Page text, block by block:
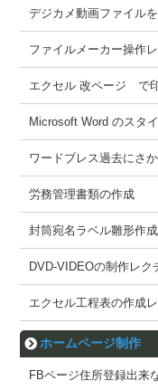
デジカメ動画ファイル
ファイルメーカー操作
エクセル 改ページ で
Microsoft Word のスタ
ワードブレス過去にさ
労務管理書類の作成
封筒宛名ラベル雛形作成
DVD-VIDEOの制作レク
エクセル工程表の作成
ホームページ制作
FBページ住所登録出来